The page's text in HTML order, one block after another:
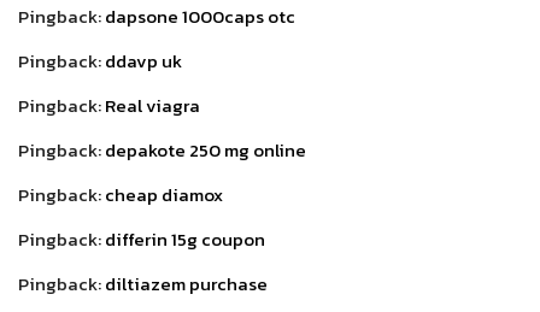
Pingback:dapsone 1000caps otc
Pingback:ddavp uk
Pingback:Real viagra
Pingback:depakote 250 mg online
Pingback:cheap diamox
Pingback:differin 15g coupon
Pingback:diltiazem purchase